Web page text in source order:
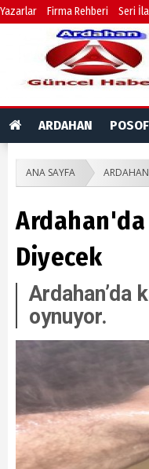
Yazarlar Firma Rehberi Seri
ARDAHAN POSOF
ANA SAYFA ARDAHAN
Ardahan'da
Diyecek
Ardahan’da
oynuyor.